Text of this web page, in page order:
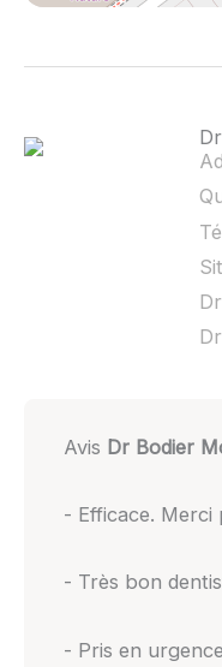
Avis Dr Bodier
- Efficace.
- Très bon
- Pris en